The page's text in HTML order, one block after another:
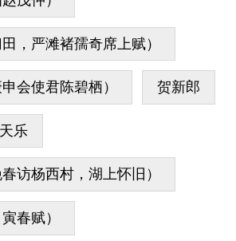
，严滩褚孺奇席上赋）
会使君陈碧栖） 贺新郎
乐
访杨西村，湖上怀旧）
春赋）